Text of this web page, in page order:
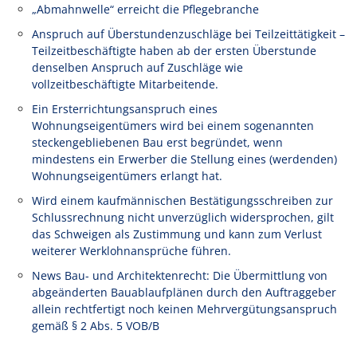
„Abmahnwelle“ erreicht die Pflegebranche
Anspruch auf Überstundenzuschläge bei Teilzeittätigkeit –
Teilzeitbeschäftigte haben ab der ersten Überstunde
denselben Anspruch auf Zuschläge wie
vollzeitbeschäftigte Mitarbeitende.
Ein Ersterrichtungsanspruch eines
Wohnungseigentümers wird bei einem sogenannten
steckengebliebenen Bau erst begründet, wenn
mindestens ein Erwerber die Stellung eines (werdenden)
Wohnungseigentümers erlangt hat.
Wird einem kaufmännischen Bestätigungsschreiben zur
Schlussrechnung nicht unverzüglich widersprochen, gilt
das Schweigen als Zustimmung und kann zum Verlust
weiterer Werklohnansprüche führen.
News Bau- und Architektenrecht: Die Übermittlung von
abgeänderten Bauablaufplänen durch den Auftraggeber
allein rechtfertigt noch keinen Mehrvergütungsanspruch
gemäß § 2 Abs. 5 VOB/B